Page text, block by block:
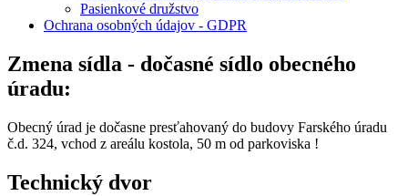
Pasienkové družstvo
Ochrana osobných údajov - GDPR
Zmena sídla - dočasné sídlo obecného
úradu:
Obecný úrad je dočasne presťahovaný do budovy Farského úradu
č.d. 324, vchod z areálu kostola, 50 m od parkoviska !
Technický dvor